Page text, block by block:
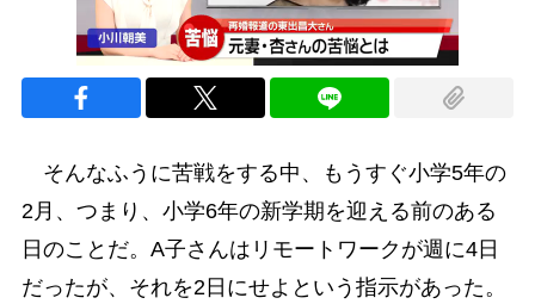
そんなふうに苦戦をする中、もうすぐ小学5年の
2月、つまり、小学6年の新学期を迎える前のある
日のことだ。A子さんはリモートワークが週に4日
だったが、それを2日にせよという指示があった。